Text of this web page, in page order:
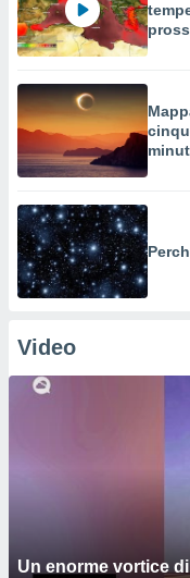
Video
Un enorme vortice